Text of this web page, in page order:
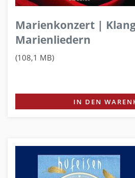
Marienkonzert |
Marienliedern
(108,1 MB)
IN DEN